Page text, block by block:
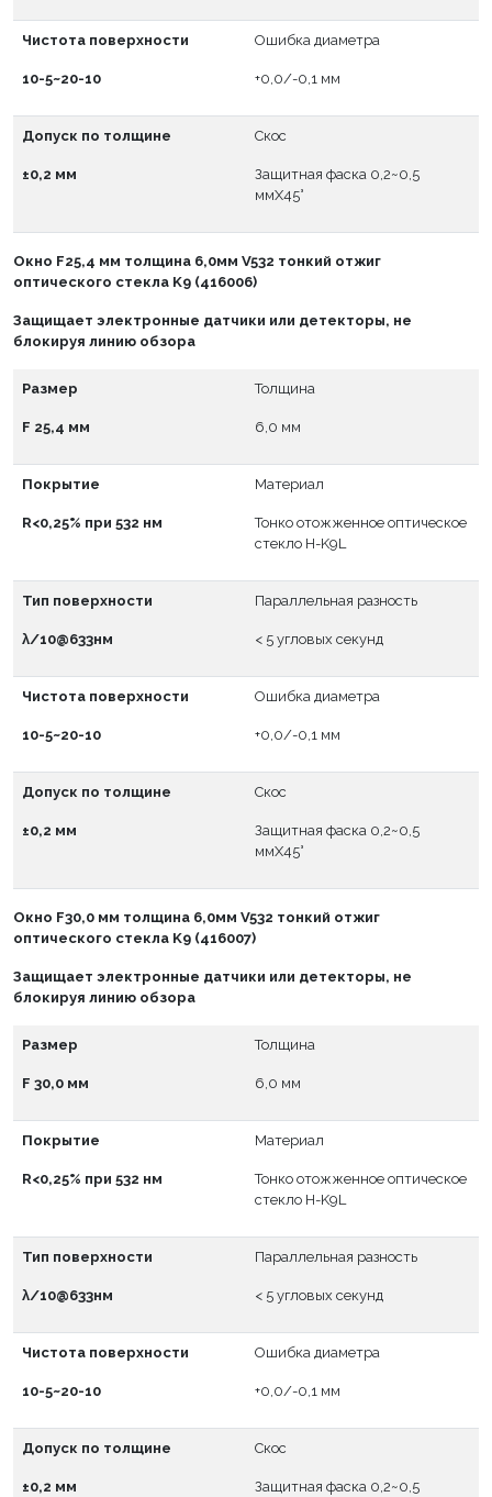
Чистота поверхности
10-5~20-10
Ошибка диаметра
+0,0/-0,1 мм
Допуск по толщине
±0,2 мм
Скос
Защитная фаска 0,2~0,5
ммX45°
Окно F25,4 мм толщина 6,0мм V532 тонкий отжиг
оптического стекла K9 (416006)
Защищает электронные датчики или детекторы, не
блокируя линию обзора
Размер
F 25,4 мм
Толщина
6,0 мм
Покрытие
R<0,25% при 532 нм
Материал
Тонко отожженное оптическое
стекло H-K9L
Тип поверхности
λ/10@633нм
Параллельная разность
< 5 угловых секунд
Чистота поверхности
10-5~20-10
Ошибка диаметра
+0,0/-0,1 мм
Допуск по толщине
±0,2 мм
Скос
Защитная фаска 0,2~0,5
ммX45°
Окно F30,0 мм толщина 6,0мм V532 тонкий отжиг
оптического стекла K9 (416007)
Защищает электронные датчики или детекторы, не
блокируя линию обзора
Размер
F 30,0 мм
Толщина
6,0 мм
Покрытие
R<0,25% при 532 нм
Материал
Тонко отожженное оптическое
стекло H-K9L
Тип поверхности
λ/10@633нм
Параллельная разность
< 5 угловых секунд
Чистота поверхности
10-5~20-10
Ошибка диаметра
+0,0/-0,1 мм
Допуск по толщине
±0,2 мм
Скос
Защитная фаска 0,2~0,5